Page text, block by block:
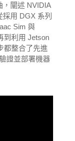
，闡述 NVIDIA
用 DGX 系列
Sim 與
到利用 Jetson
都整合了先進
證並部署機器